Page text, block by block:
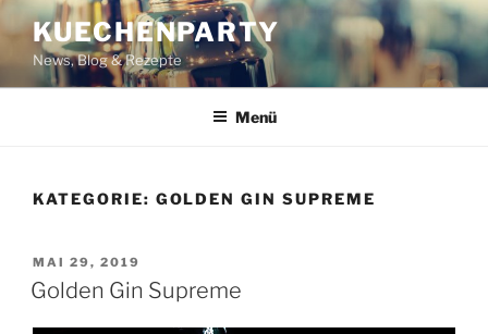
Zum
Inhalt
springen
KUECHENPARTY
News, Blog & Rezepte
Menü
KATEGORIE: GOLDEN GIN SUPREME
VERÖFFENTLICHT
AM
MAI 29, 2019
Golden Gin Supreme